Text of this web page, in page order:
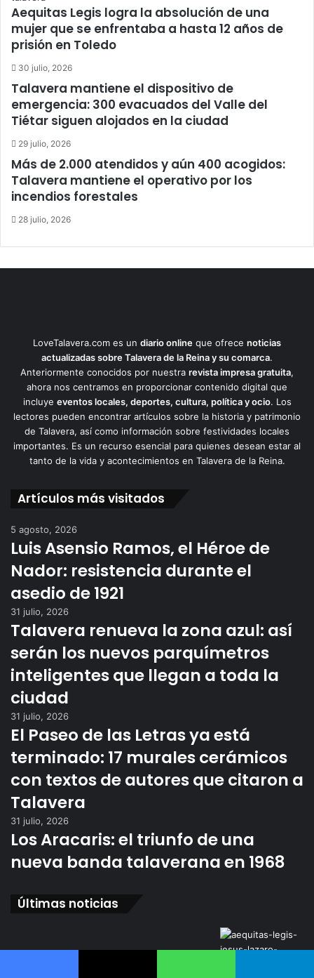
Aequitas Legis logra la absolución de una
mujer que se enfrentaba a hasta 12 años de
prisión en Toledo
30 julio, 2026
Talavera mantiene el dispositivo de
emergencia: 300 evacuados del Valle del
Tiétar siguen alojados en la ciudad
29 julio, 2026
Más de 2.000 atendidos y aún 400 acogidos:
Talavera mantiene el operativo por los
incendios forestales
28 julio, 2026
LoveTalavera.com es un diario online que ofrece noticias
actualizadas sobre Talavera de la Reina y su comarca.
Anteriormente conocidos por nuestra revista impresa gratuita,
ahora nos centramos en proporcionar contenido digital que
incluye eventos locales, deportes, cultura, política y ocio. Los
lectores pueden encontrar artículos sobre la historia y patrimonio
de Talavera, así como información sobre festividades locales
importantes. Es un recurso esencial para quienes desean estar al
tanto de la vida y acontecimientos en Talavera de la Reina.
Artículos más visitados
5 agosto, 2026
Luis Asensio Ramos, el Héroe de
Nador: resistencia durante el
asedio de 1921
31 julio, 2026
Talavera renueva la zona azul: así
serán los nuevos parquímetros
inteligentes que llegan a toda la
ciudad
31 julio, 2026
El Paseo de las Letras ya está
terminado: 17 murales cerámicos
con textos de autores que citaron a
Talavera
31 julio, 2026
Los Aracaris: el triunfo de una
nueva banda talaverana en 1968
Últimas noticias